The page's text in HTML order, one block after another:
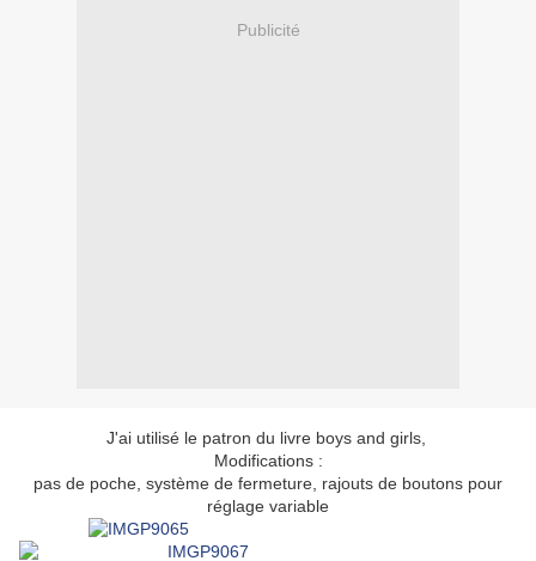
Publicité
J'ai utilisé le patron du livre boys and girls,
Modifications :
pas de poche, système de fermeture, rajouts de boutons pour
réglage variable